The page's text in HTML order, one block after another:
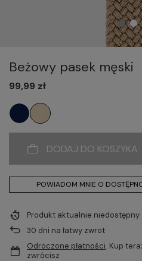
Beżowy pasek męski
99,99 zł
DODAJ DO KOSZYKA
POWIADOM MNIE O
Produkt aktualnie niedostępny
30 dni na łatwy zwrot
Odroczone płatności. Kup
zwrócisz